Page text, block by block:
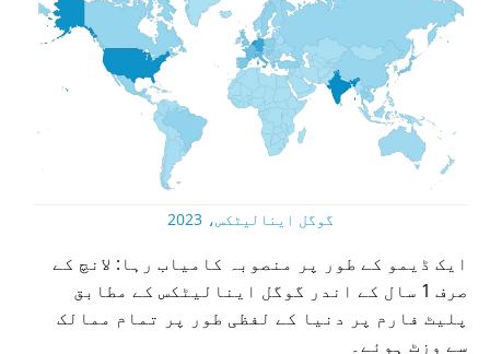
گوگل اینالیٹکس، 2023
ایک ڈیمو کے طور پر منصوبہ کامیاب رہا: لانچ کے
صرف 1 سال کے اندر گوگل اینالیٹکس کے مطابق
پلیٹ فارم پر دنیا کے لفظی طور پر تمام ممالک
سے وزٹ ہوئے۔